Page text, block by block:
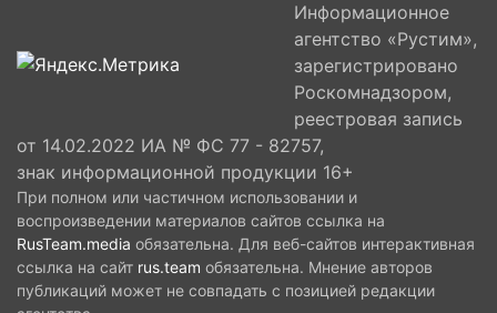
Информационное
агентство «Рустим»,
зарегистрировано
Роскомнадзором,
реестровая запись
от 14.02.2022 ИА № ФС 77 - 82757,
знак информационной продукции 16+
При полном или частичном использовании и
воспроизведении материалов сайтов ссылка на
RusTeam.media обязательна. Для веб-сайтов интерактивная
ссылка на сайт rus.team обязательна. Мнение авторов
публикаций может не совпадать с позицией редакции